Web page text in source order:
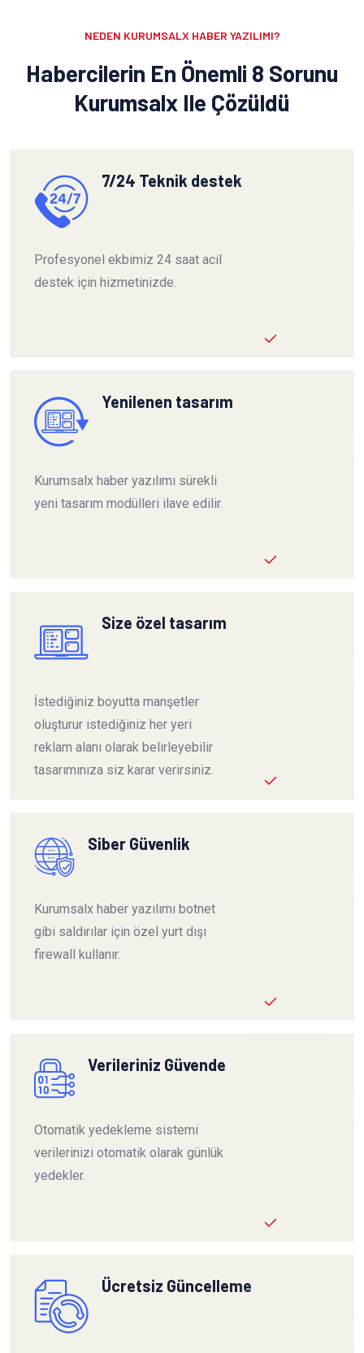
NEDEN KURUMSALX HABER YAZILIMI?
Habercilerin En Önemli 8 Sorunu
Kurumsalx Ile Çözüldü
7/24 Teknik destek
Profesyonel ekbimiz 24 saat acil
destek için hizmetinizde.
Yenilenen tasarım
Kurumsalx haber yazılımı sürekli
yeni tasarım modülleri ilave edilir.
Size özel tasarım
İstediğiniz boyutta manşetler
oluşturur istediğiniz her yeri
reklam alanı olarak belirleyebilir
tasarımınıza siz karar verirsiniz.
Siber Güvenlik
Kurumsalx haber yazılımı botnet
gibi saldırılar için özel yurt dışı
firewall kullanır.
Verileriniz Güvende
Otomatik yedekleme sistemi
verilerinizi otomatik olarak günlük
yedekler.
Ücretsiz Güncelleme